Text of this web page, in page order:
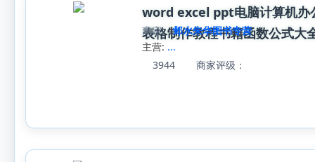
word excel ppt电脑计算机办
表格制作教程书籍函数公式大
商家:
邺水朱华图书专营
主营: ...
3944
商家评级：